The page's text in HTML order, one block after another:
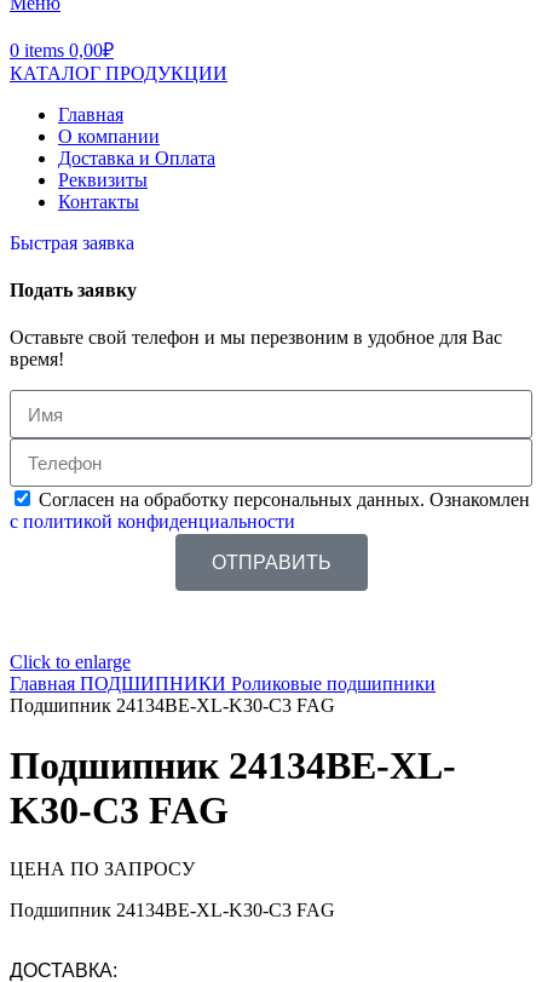
0 items 0,00₽
КАТАЛОГ ПРОДУКЦИИ
Главная
О компании
Доставка и Оплата
Реквизиты
Контакты
Быстрая заявка
Подать заявку
Оставьте свой телефон и мы перезвоним в удобное для Вас
время!
Согласен на обработку персональных данных. Ознакомлен
с политикой конфиденциальности
ОТПРАВИТЬ
Click to enlarge
Главная ПОДШИПНИКИ Роликовые подшипники
Подшипник 24134BE-XL-K30-C3 FAG
Подшипник 24134BE-XL-
K30-C3 FAG
ЦЕНА ПО ЗАПРОСУ
Подшипник 24134BE-XL-K30-C3 FAG
ДОСТАВКА: